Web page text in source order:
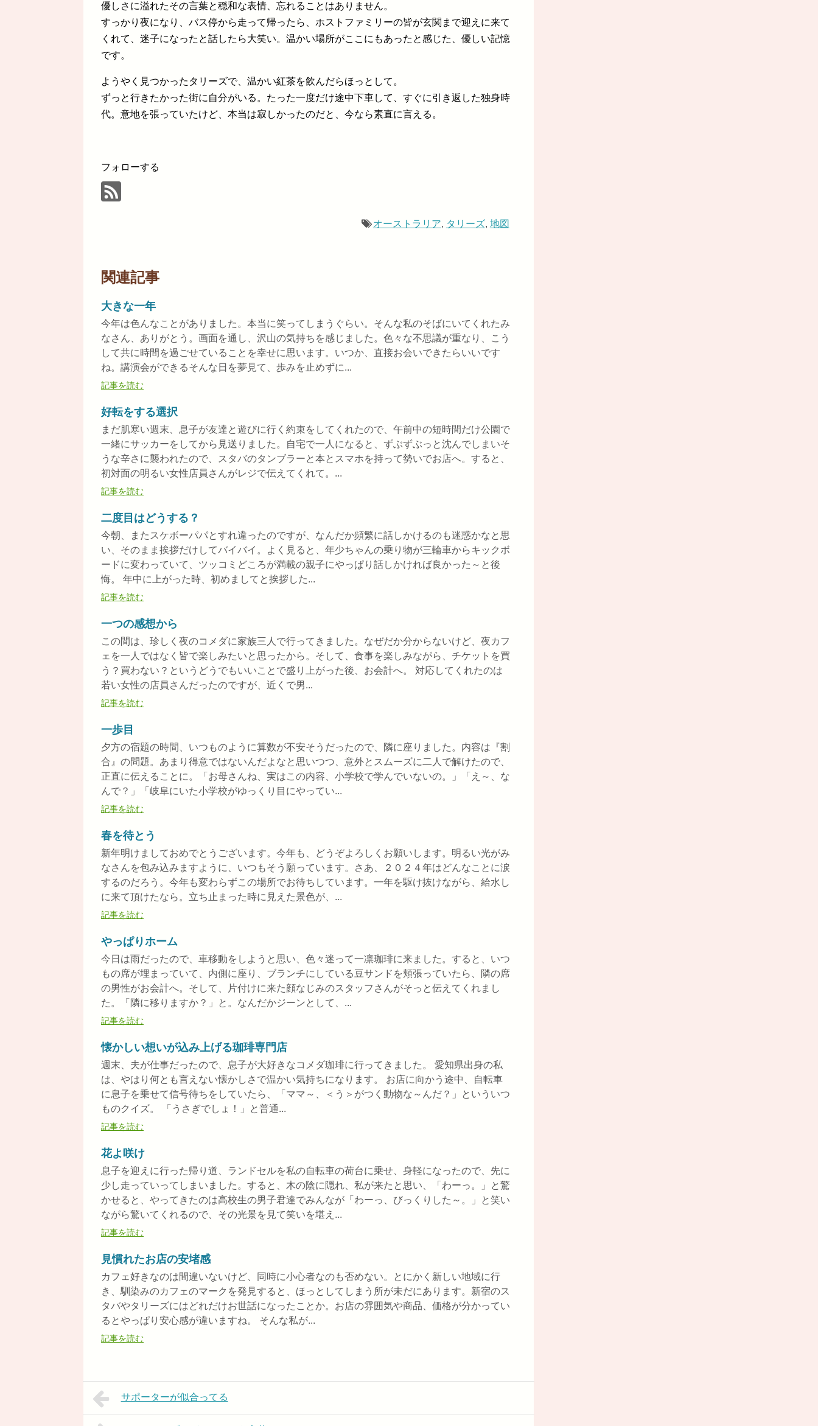
優しさに溢れたその言葉と穏和な表情、忘れることはありません。
すっかり夜になり、バス停から走って帰ったら、ホストファミリーの皆が玄関まで迎えに来て
くれて、迷子になったと話したら大笑い。温かい場所がここにもあったと感じた、優しい記憶
です。
ようやく見つかったタリーズで、温かい紅茶を飲んだらほっとして。
ずっと行きたかった街に自分がいる。たった一度だけ途中下車して、すぐに引き返した独身時
代。意地を張っていたけど、本当は寂しかったのだと、今なら素直に言える。
フォローする
オーストラリア, タリーズ, 地図
関連記事
大きな一年
今年は色んなことがありました。本当に笑ってしまうぐらい。そんな私のそばにいてくれたみ
なさん、ありがとう。画面を通し、沢山の気持ちを感じました。色々な不思議が重なり、こう
して共に時間を過ごせていることを幸せに思います。いつか、直接お会いできたらいいです
ね。講演会ができるそんな日を夢見て、歩みを止めずに...
記事を読む
好転をする選択
まだ肌寒い週末、息子が友達と遊びに行く約束をしてくれたので、午前中の短時間だけ公園で
一緒にサッカーをしてから見送りました。自宅で一人になると、ずぶずぶっと沈んでしまいそ
うな辛さに襲われたので、スタバのタンブラーと本とスマホを持って勢いでお店へ。すると、
初対面の明るい女性店員さんがレジで伝えてくれて。...
記事を読む
二度目はどうする？
今朝、またスケボーパパとすれ違ったのですが、なんだか頻繁に話しかけるのも迷惑かなと思
い、そのまま挨拶だけしてバイバイ。よく見ると、年少ちゃんの乗り物が三輪車からキックボ
ードに変わっていて、ツッコミどころが満載の親子にやっぱり話しかければ良かった～と後
悔。 年中に上がった時、初めましてと挨拶した...
記事を読む
一つの感想から
この間は、珍しく夜のコメダに家族三人で行ってきました。なぜだか分からないけど、夜カフ
ェを一人ではなく皆で楽しみたいと思ったから。そして、食事を楽しみながら、チケットを買
う？買わない？というどうでもいいことで盛り上がった後、お会計へ。 対応してくれたのは
若い女性の店員さんだったのですが、近くで男...
記事を読む
一歩目
夕方の宿題の時間、いつものように算数が不安そうだったので、隣に座りました。内容は『割
合』の問題。あまり得意ではないんだよなと思いつつ、意外とスムーズに二人で解けたので、
正直に伝えることに。「お母さんね、実はこの内容、小学校で学んでいないの。」「え～、な
んで？」「岐阜にいた小学校がゆっくり目にやってい...
記事を読む
春を待とう
新年明けましておめでとうございます。今年も、どうぞよろしくお願いします。明るい光がみ
なさんを包み込みますように、いつもそう願っています。さあ、２０２４年はどんなことに涙
するのだろう。今年も変わらずこの場所でお待ちしています。一年を駆け抜けながら、給水し
に来て頂けたなら。立ち止まった時に見えた景色が、...
記事を読む
やっぱりホーム
今日は雨だったので、車移動をしようと思い、色々迷って一凛珈琲に来ました。すると、いつ
もの席が埋まっていて、内側に座り、ブランチにしている豆サンドを頬張っていたら、隣の席
の男性がお会計へ。そして、片付けに来た顔なじみのスタッフさんがそっと伝えてくれまし
た。「隣に移りますか？」と。なんだかジーンとして、...
記事を読む
懐かしい想いが込み上げる珈琲専門店
週末、夫が仕事だったので、息子が大好きなコメダ珈琲に行ってきました。 愛知県出身の私
は、やはり何とも言えない懐かしさで温かい気持ちになります。 お店に向かう途中、自転車
に息子を乗せて信号待ちをしていたら、「ママ～、＜う＞がつく動物な～んだ？」といういつ
ものクイズ。 「うさぎでしょ！」と普通...
記事を読む
花よ咲け
息子を迎えに行った帰り道、ランドセルを私の自転車の荷台に乗せ、身軽になったので、先に
少し走っていってしまいました。すると、木の陰に隠れ、私が来たと思い、「わーっ。」と驚
かせると、やってきたのは高校生の男子君達でみんなが「わーっ、びっくりした～。」と笑い
ながら驚いてくれるので、その光景を見て笑いを堪え...
記事を読む
見慣れたお店の安堵感
カフェ好きなのは間違いないけど、同時に小心者なのも否めない。とにかく新しい地域に行
き、馴染みのカフェのマークを発見すると、ほっとしてしまう所が未だにあります。新宿のス
タバやタリーズにはどれだけお世話になったことか。お店の雰囲気や商品、価格が分かってい
るとやっぱり安心感が違いますね。 そんな私が...
記事を読む
サポーターが似合ってる